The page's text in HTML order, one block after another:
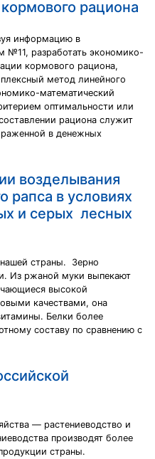
рациона
информацию в
№11, разработать экономико-
кормового рациона,
метод линейного
математический
оптимальности или
рациона служит
в денежных
возделывания
рапса в условиях
и серых лесных
страны. Зерно
Из ржаной муки выпекают
высокой
качествами, она
Белки более
составу по сравнению с
— растениеводство и
производят более
страны.